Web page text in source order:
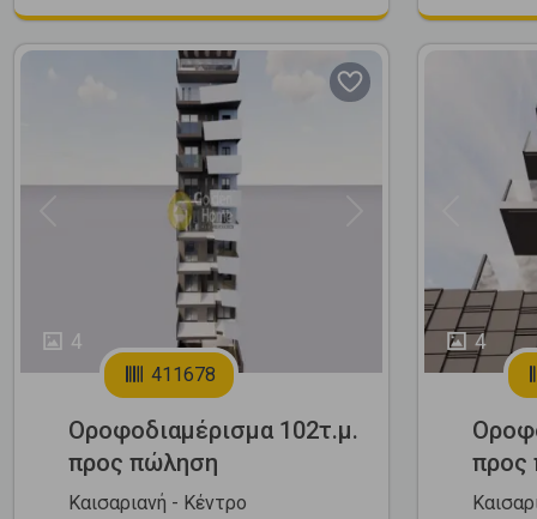
4
411678
Οροφοδιαμέρισμα 102τ.μ.
προς πώληση
Καισαριανή - Κέντρο
4
Previous
προς